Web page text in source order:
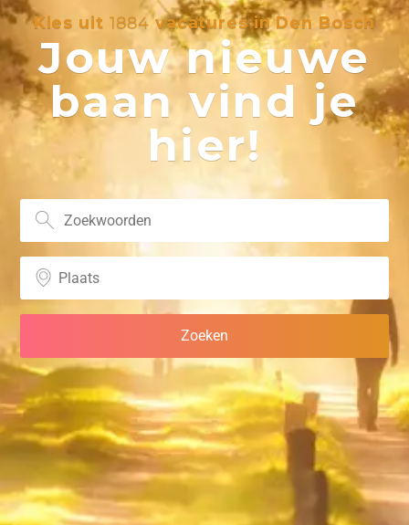
Kies uit 1884vacatures in Den Bosch
Jouw nieuwe
baan vind je
hier!